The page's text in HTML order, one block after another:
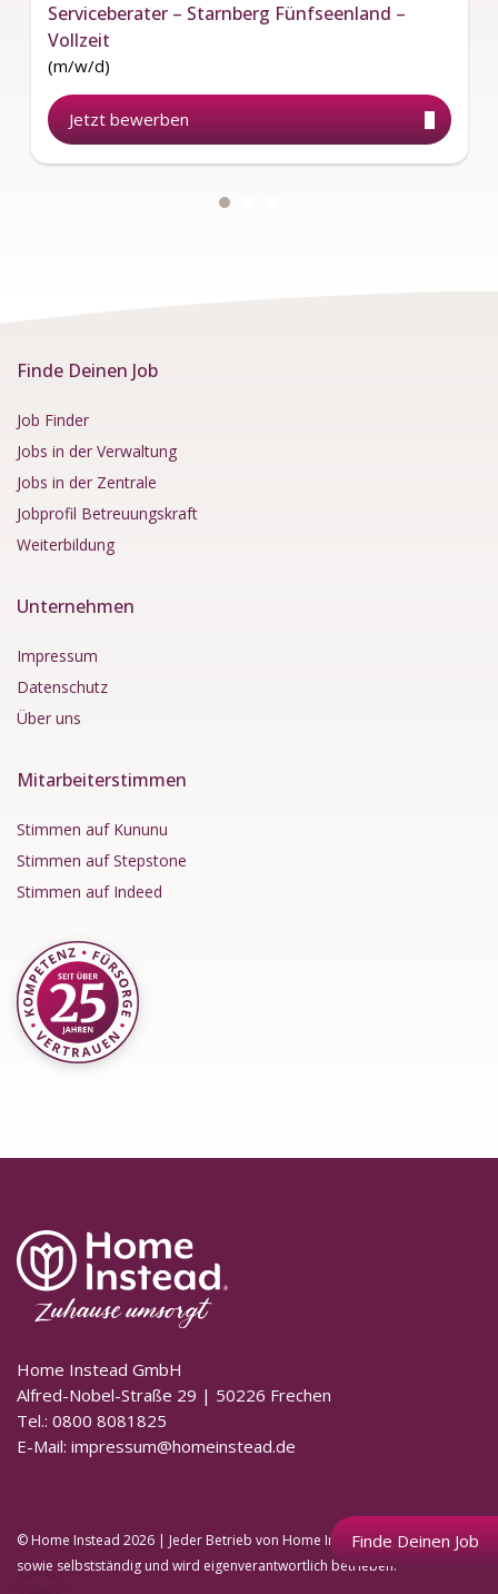
Serviceberater – Starnberg Fünfseenland –
Vollzeit
(m/w/d)
Jetzt bewerben
Finde Deinen Job
Finde Deinen Job
Job Finder
Jobs in der Verwaltung
Jobs in der Zentrale
Jobprofil Betreuungskraft
Weiterbildung
Unternehmen
Impressum
Datenschutz
Über uns
Mitarbeiterstimmen
Stimmen auf Kununu
Stimmen auf Stepstone
Stimmen auf Indeed
Home Instead GmbH
Alfred-Nobel-Straße 29 | 50226 Frechen
Tel.: 0800 8081825
E-Mail: impressum@homeinstead.de
© Home Instead 2026 | Jeder Betrieb von Home Instead ist unabhängig
sowie selbstständig und wird eigenverantwortlich betrieben.